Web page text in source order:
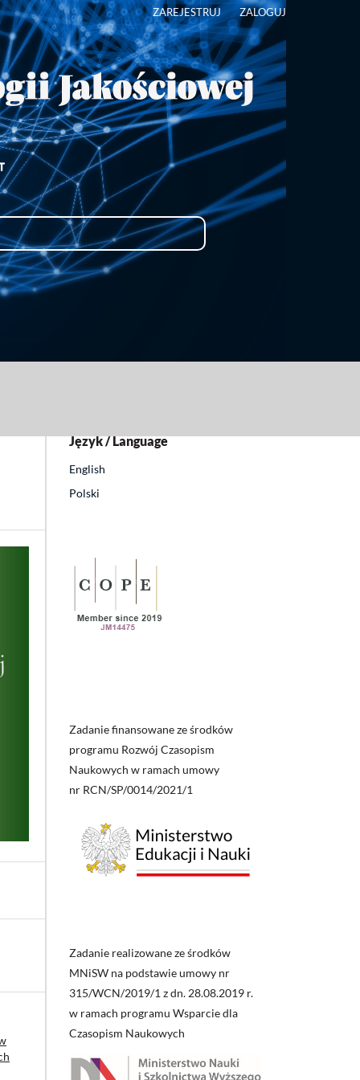
ZAREJESTRUJ ZALOGUJ
Język / Language
English
Polski
Zadanie finansowane ze środków
programu Rozwój Czasopism
Naukowych w ramach umowy
nr RCN/SP/0014/2021/1
Zadanie realizowane ze środków
MNiSW na podstawie umowy nr
315/WCN/2019/1 z dn. 28.08.2019 r.
w ramach programu Wsparcie dla
Czasopism Naukowych